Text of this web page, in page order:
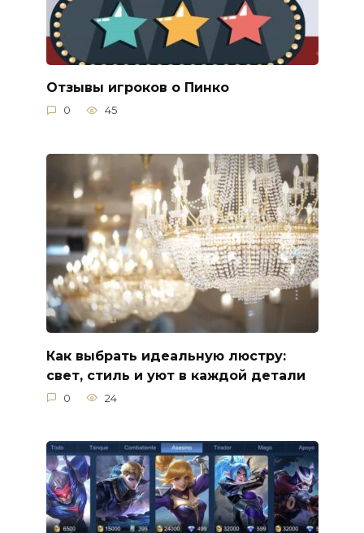
Отзывы игроков о Пинко
0 45
Как выбрать идеальную люстру:
свет, стиль и уют в каждой детали
0 24